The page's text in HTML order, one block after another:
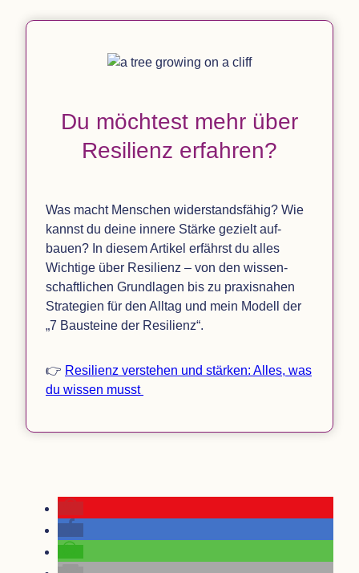
Du möch­test mehr über
Resi­li­enz erfahren?
Was macht Men­schen wider­stands­fä­hig? Wie
kannst du deine innere Stärke gezielt auf­
bauen? In die­sem Arti­kel erfährst du alles
Wich­tige über Resi­li­enz – von den wis­sen­
schaft­li­chen Grund­la­gen bis zu pra­xis­na­hen
Stra­te­gien für den All­tag und mein Modell der
„7 Bau­steine der Resilienz“.
👉 Resi­li­enz ver­ste­hen und stär­ken: Alles, was
du wis­sen musst